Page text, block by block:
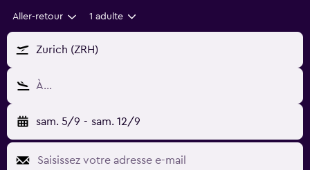
Aller-retour 1 adulte
Zurich (ZRH)
À…
sam. 5/9 - sam. 12/9